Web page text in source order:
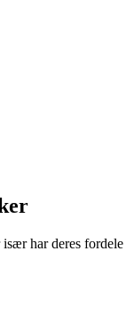
har deres fordele